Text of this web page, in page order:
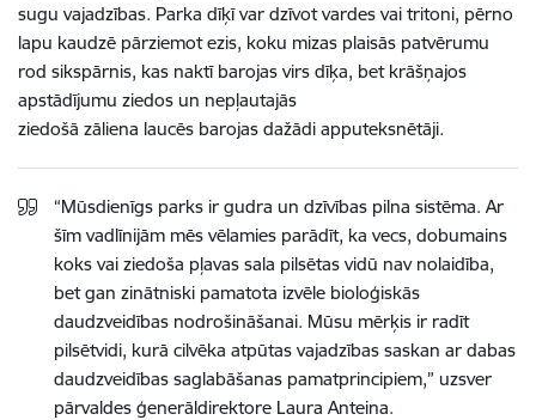
sugu vajadzības. Parka dīķī var dzīvot vardes vai tritoni, pērno
lapu kaudzē pārziemot ezis, koku mizas plaisās patvērumu
rod sikspārnis, kas naktī barojas virs dīķa, bet krāšņajos
apstādījumu ziedos un nepļautajās
ziedošā zāliena laucēs barojas dažādi apputeksnētāji.
“Mūsdienīgs parks ir gudra un dzīvības pilna sistēma. Ar
šīm vadlīnijām mēs vēlamies parādīt, ka vecs, dobumains
koks vai ziedoša pļavas sala pilsētas vidū nav nolaidība,
bet gan zinātniski pamatota izvēle bioloģiskās
daudzveidības nodrošināšanai. Mūsu mērķis ir radīt
pilsētvidi, kurā cilvēka atpūtas vajadzības saskan ar dabas
daudzveidības saglabāšanas pamatprincipiem,” uzsver
pārvaldes ģenerāldirektore Laura Anteina.